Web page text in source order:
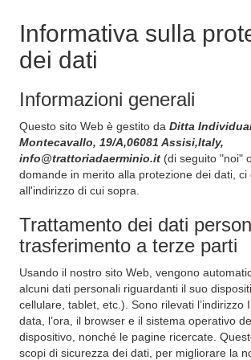
Informativa sulla
dei dati
Informazioni generali
Questo sito Web è gestito da Ditta
Montecavallo, 19/A,06081 Assisi,Italy,
info@trattoriadaerminio.it (di seguito "noi"
domande in merito alla protezione dei dati, ci
all'indirizzo di cui sopra.
Trattamento dei dati
trasferimento a terze parti
Usando il nostro sito Web, vengono
alcuni dati personali riguardanti il suo
cellulare, tablet, etc.). Sono rilevati l’indirizzo
data, l’ora, il browser e il sistema operativo
dispositivo, nonché le pagine ricercate.
scopi di sicurezza dei dati, per migliorare la